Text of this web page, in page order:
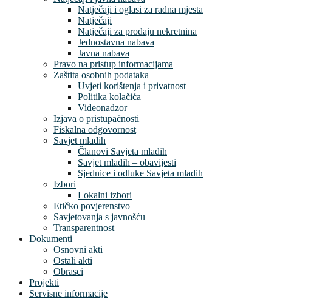
Natječaji i oglasi za radna mjesta
Natječaji
Natječaji za prodaju nekretnina
Jednostavna nabava
Javna nabava
Pravo na pristup informacijama
Zaštita osobnih podataka
Uvjeti korištenja i privatnost
Politika kolačića
Videonadzor
Izjava o pristupačnosti
Fiskalna odgovornost
Savjet mladih
Članovi Savjeta mladih
Savjet mladih – obavijesti
Sjednice i odluke Savjeta mladih
Izbori
Lokalni izbori
Etičko povjerenstvo
Savjetovanja s javnošću
Transparentnost
Dokumenti
Osnovni akti
Ostali akti
Obrasci
Projekti
Servisne informacije